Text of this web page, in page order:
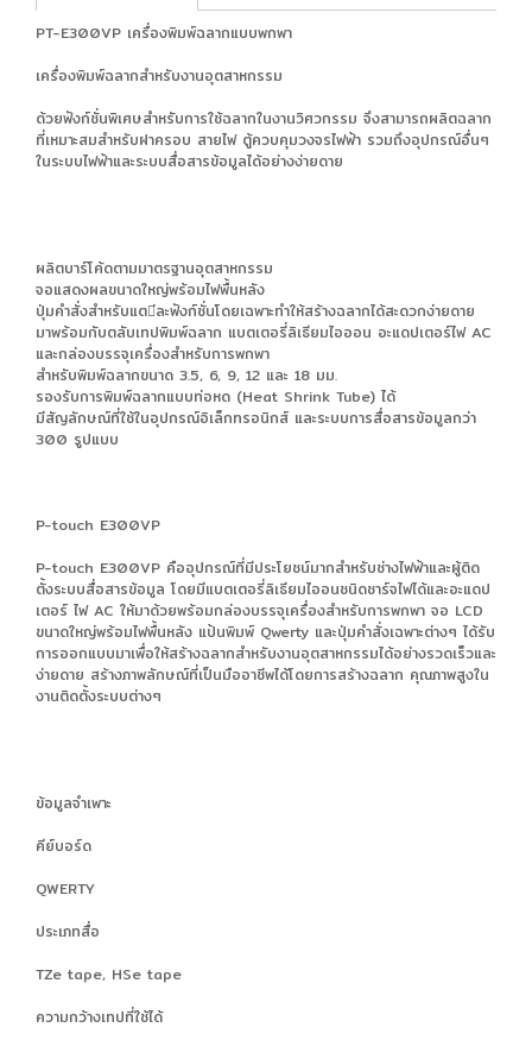
PT-E300VP เครื่องพิมพ์ฉลากแบบพกพา
เครื่องพิมพ์ฉลากสําหรับงานอุตสาหกรรม
ด้วยฟังก์ชั่นพิเศษสําหรับการใช้ฉลากในงานวิศวกรรม จึงสามารถผลิตฉลาก
ที่เหมาะสมสําหรับฝาครอบ สายไฟ ตู้ควบคุมวงจรไฟฟ้า รวมถึงอุปกรณ์อื่นๆ
ในระบบไฟฟ้าและระบบสื่อสารข้อมูลได้อย่างง่ายดาย
ผลิตบาร์โค้ดตามมาตรฐานอุตสาหกรรม
จอแสดงผลขนาดใหญ่พร้อมไฟพื้นหลัง
ปุ่มคําสั่งสําหรับแต่ละฟังก์ชั่นโดยเฉพาะทําให้สร้างฉลากได้สะดวกง่ายดาย
มาพร้อมกับตลับเทปพิมพ์ฉลาก แบตเตอรี่ลิเธียมไอออน อะแดปเตอร์ไฟ AC
และกล่องบรรจุเครื่องสําหรับการพกพา
สําหรับพิมพ์ฉลากขนาด 3.5, 6, 9, 12 และ 18 มม.
รองรับการพิมพ์ฉลากแบบท่อหด (Heat Shrink Tube) ได้
มีสัญลักษณ์ที่ใช้ในอุปกรณ์อิเล็กทรอนิกส์ และระบบการสื่อสารข้อมูลกว่า
300 รูปแบบ
P-touch E300VP
P-touch E300VP คืออุปกรณ์ที่มีประโยชน์มากสําหรับช่างไฟฟ้าและผู้ติด
ตั้งระบบสื่อสารข้อมูล โดยมีแบตเตอรี่ลิเธียมไออนชนิดชาร์จไฟได้และอะแดป
เตอร์ ไฟ AC ให้มาด้วยพร้อมกล่องบรรจุเครื่องสําหรับการพกพา จอ LCD
ขนาดใหญ่พร้อมไฟพื้นหลัง แป้นพิมพ์ Qwerty และปุ่มคําสั่งเฉพาะต่างๆ ได้รับ
การออกแบบมาเพื่อให้สร้างฉลากสําหรับงานอุตสาหกรรมได้อย่างรวดเร็วและ
ง่ายดาย สร้างภาพลักษณ์ที่เป็นมืออาชีพได้โดยการสร้างฉลาก คุณภาพสูงใน
งานติดตั้งระบบต่างๆ
ข้อมูลจำเพาะ
คีย์บอร์ด
QWERTY
ประเภทสื่อ
TZe tape, HSe tape
ความกว้างเทปที่ใช้ได้